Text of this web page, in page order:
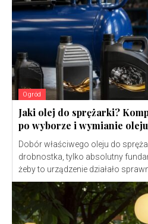
Ogród
Jaki olej do sprężarki?
po wyborze i wymianie oleju
Dobór właściwego oleju do
drobnostka, tylko absolutny
żeby to urządzenie działało